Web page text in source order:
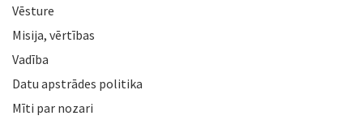
Vēsture
Misija, vērtības
Vadība
Datu apstrādes politika
Mīti par nozari